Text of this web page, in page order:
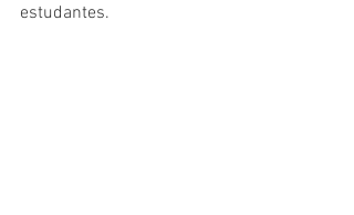
estudantes.